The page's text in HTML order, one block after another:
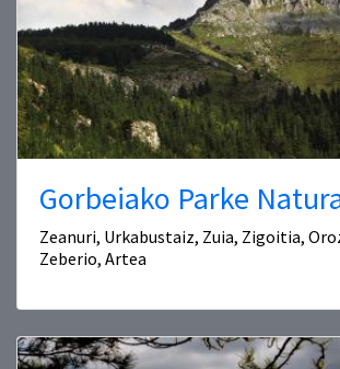
Gorbeiako Parke
Zeanuri, Urkabustaiz, Zuia, Zigoitia,
Zeberio, Artea